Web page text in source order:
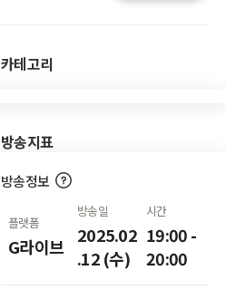
카테고리
방송지표
방송정보
플랫폼
G라이브
방송일
2025.02
.12 (수)
시간
19:00 -
20:00